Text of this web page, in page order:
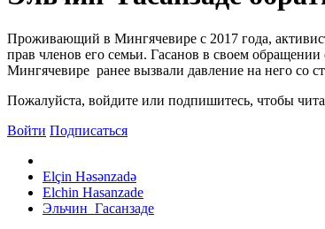
Проживающий в Мингячевире с 2017 года,
прав членов его семьи. Гасанов в своем
Мингячевире ранее вызвали давление на него со
Пожалуйста, войдите или подпишитесь, чтобы
Войти Подписаться
Elçin Həsənzadə
Elchin Hasanzade
Эльчин Гасанзаде